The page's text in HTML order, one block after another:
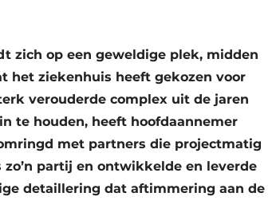
zich op een geweldige plek, midden
het ziekenhuis heeft gekozen voor
verouderde complex uit de jaren
te houden, heeft hoofdaannemer
met partners die projectmatig
partij en ontwikkelde en leverde
detaillering dat aftimmering aan de